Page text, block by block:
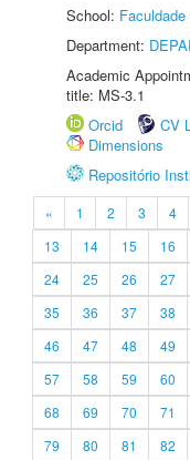
School:
Department:
Academic
title: MS-3.1
Orcid
CV
Dimensions
Repositório
« 1 2 3 4
13
14 15 16
24
25 26 27
35
36 37 38
46
47 48 49
57
58 59 60
68
69 70 71
79
80 81 82